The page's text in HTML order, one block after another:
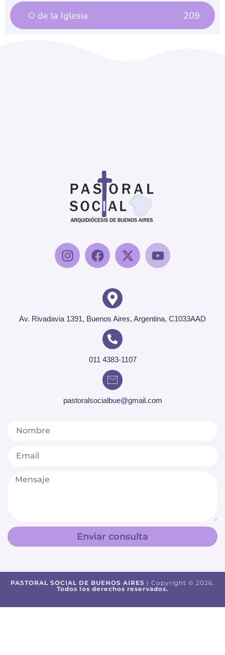
de la Iglesia 209
Av. Rivadavia 1391, Buenos Aires, Argentina, C1033AAD
011 4383-1107
pastoralsocialbue@gmail.com
Enviar consulta
PASTORAL SOCIAL DE BUENOS AIRES | Copyright © 2026.
Todos los derechos reservados.